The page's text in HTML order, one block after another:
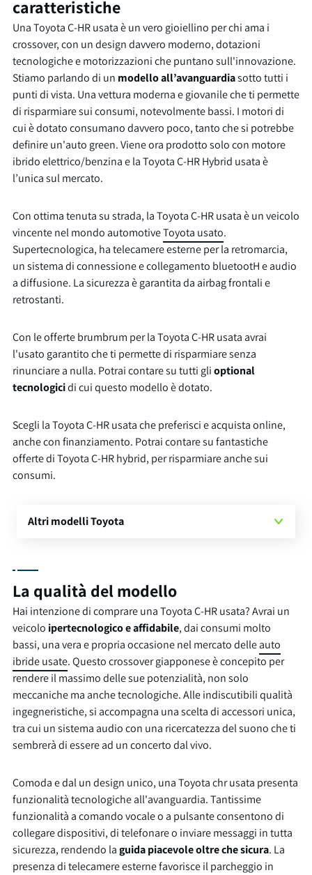
caratteristiche
Una Toyota C-HR usata è un vero gioiellino per chi ama i
crossover, con un design davvero moderno, dotazioni
tecnologiche e motorizzazioni che puntano sull'innovazione.
Stiamo parlando di un modello all’avanguardiasotto tutti i
punti di vista. Una vettura moderna e giovanile che ti permette
di risparmiare sui consumi, notevolmente bassi. I motori di
cui è dotato consumano davvero poco, tanto che si potrebbe
definire un'auto green. Viene ora prodotto solo con motore
ibrido elettrico/benzina e la Toyota C-HR Hybrid usata è
l’unica sul mercato.
Con ottima tenuta su strada, la Toyota C-HR usata è un veicolo
vincente nel mondo automotiveToyota usato.
Supertecnologica, ha telecamere esterne per la retromarcia,
un sistema di connessione e collegamento bluetootH e audio
a diffusione. La sicurezza è garantita da airbag frontali e
retrostanti.
Con le offerte brumbrum per la Toyota C-HR usata avrai
l'usato garantito che ti permette di risparmiare senza
rinunciare a nulla. Potrai contare su tutti glioptional
tecnologicidi cui questo modello è dotato.
Scegli la Toyota C-HR usata che preferisci e acquista online,
anche con finanziamento. Potrai contare su fantastiche
offerte di Toyota C-HR hybrid, per risparmiare anche sui
consumi.
Altri modelli Toyota
La qualità del modello
Hai intenzione di comprare una Toyota C-HR usata? Avrai un
veicolo ipertecnologico e affidabile, dai consumi molto
bassi, una vera e propria occasione nel mercato delleauto
ibride usate. Questo crossover giapponese è concepito per
rendere il massimo delle sue potenzialità, non solo
meccaniche ma anche tecnologiche. Alle indiscutibili qualità
ingegneristiche, si accompagna una scelta di accessori unica,
tra cui un sistema audio con una ricercatezza del suono che ti
sembrerà di essere ad un concerto dal vivo.
Comoda e dal un design unico, una Toyota chr usata presenta
funzionalità tecnologiche all'avanguardia. Tantissime
funzionalità a comando vocale o a pulsante consentono di
collegare dispositivi, di telefonare o inviare messaggi in tutta
sicurezza, rendendo laguida piacevole oltre che sicura. La
presenza di telecamere esterne favorisce il parcheggio in